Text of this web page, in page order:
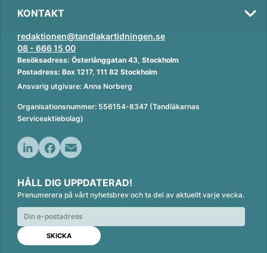
KONTAKT
redaktionen@tandlakartidningen.se
08 - 666 15 00
Besöksadress: Österlånggatan 43, Stockholm
Postadress: Box 1217, 111 82 Stockholm
Ansvarig utgivare: Anna Norberg
Organisationsnummer: 556154-8347 (Tandläkarnas
Serviceaktiebolag)
n
k
e
d
n
c
e
b
o
o
k
a
i
l
HÅLL DIG UPPDATERAD!
Prenumerera på vårt nyhetsbrev och ta del av aktuellt varje vecka.